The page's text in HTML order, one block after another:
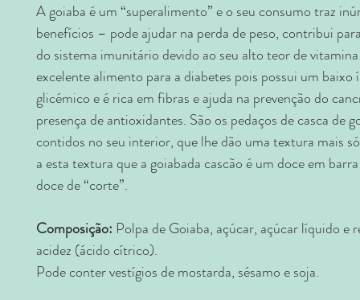
A goiaba é um “superalimento” e o seu consumo traz
benefícios – pode ajudar na perda de peso, contribui
do sistema imunitário devido ao seu alto teor de
excelente alimento para a diabetes pois possui um baixo
glicémico e é rica em fibras e ajuda na prevenção do
presença de antioxidantes. São os pedaços de casca de
contidos no seu interior, que lhe dão uma textura mais
a esta textura que a goiabada cascão é um doce em
doce de “corte”.
Composição: Polpa de Goiaba, açúcar, açúcar líquido e
acidez (ácido cítrico).
Pode conter vestígios de mostarda, sésamo e soja.